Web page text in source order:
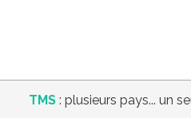
TMS : plusieurs pays... un